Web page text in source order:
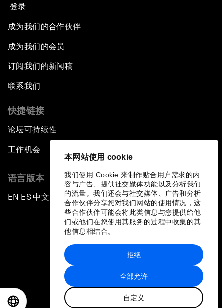
本网站使用 cookie
我们使用 Cookie 来制作贴合用户需求的内
容与广告、提供社交媒体功能以及分析我们
的流量。我们还会与社交媒体、广告和分析
合作伙伴分享您对我们网站的使用情况，这
些合作伙伴可能会将此类信息与您提供给他
们或他们在您使用其服务的过程中收集的其
他信息相结合。
全部允许
自定义
拒绝
登录
成为我们的合作伙伴
成为我们的会员
订阅我们的新闻稿
联系我们
快捷链接
论坛可持续性
工作机会
语言版本
EN ▪ES▪中文▪ 日本語
站点地图
世界经济论坛